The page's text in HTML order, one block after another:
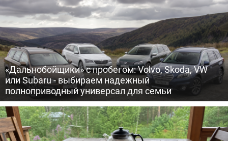
«Дальнобойщики» с пробегом: Volvo, Skoda, VW
или Subaru - выбираем надежный
полноприводный универсал для семьи